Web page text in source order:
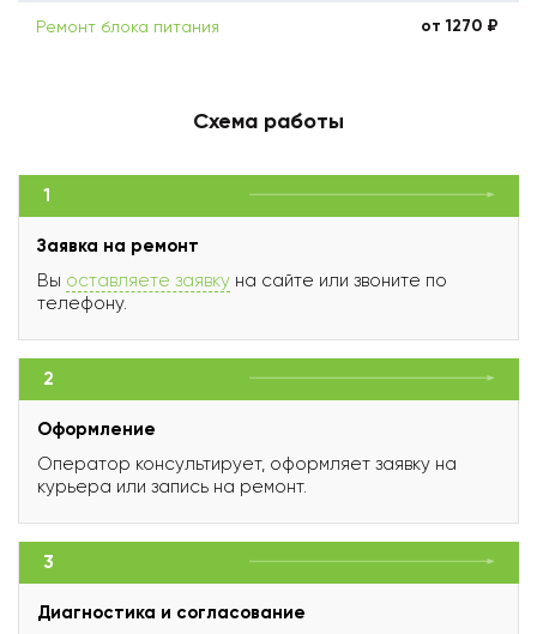
Ремонт блока питания от 1270 ₽
Схема работы
1
Заявка на ремонт
Вы оставляете заявку на сайте или звоните по
телефону.
2
Оформление
Оператор консультирует, оформляет заявку на
курьера или запись на ремонт.
3
Диагностика и согласование